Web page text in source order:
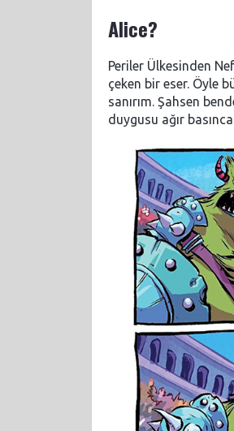
Alice?
Periler Ülkesinden
çeken bir eser. Öyle
sanırım. Şahsen
duygusu ağır